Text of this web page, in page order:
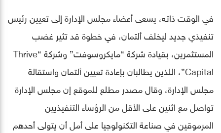
في الوقت ذاته، يسعى أعضاء مجلس الإدارة إلى تعيين رئيس
تنفيذي جديد ليخلف ألتمان، في خطوة قد تثير غضب
المستثمرين، بقيادة شركة “مايكروسوفت” وشركة “Thrive
Capital”، اللذين يطالبان بإعادة تعيين ألتمان واستقالة
مجلس الإدارة، وقال مصدر مطلع للموقع إن مجلس الإدارة
تواصل مع اثنين على الأقل من الرؤساء التنفيذيين
المرموقين في صناعة التكنولوجيا على أمل أن يتولى أحدهم